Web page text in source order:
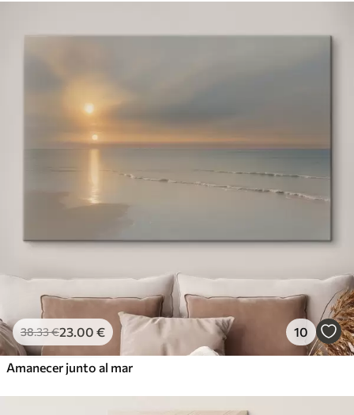
38.33€23.00 € 10
Amanecer junto al mar